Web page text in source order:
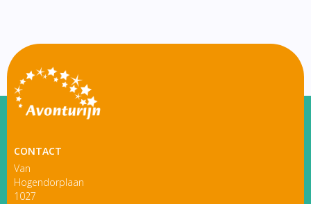
CONTACT
Van
Hogendorplaan
1027